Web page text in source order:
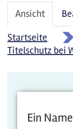
Haupt-
Reiter
Ansicht
Reiter)
Startseite
»
Titelschutz bei
Ein